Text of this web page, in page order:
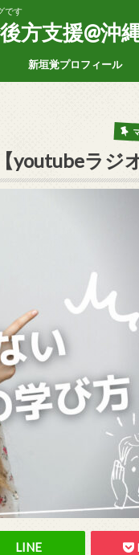
です
支援@沖
新垣覚プロフィール
ラジオ